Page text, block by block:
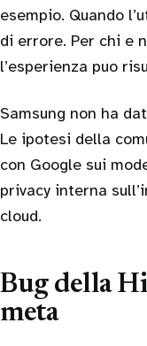
esempio. Quando
di errore. Per chi e
l’esperienza puo
Samsung non ha
Le ipotesi della
con Google sui
privacy interna
cloud.
Bug della
meta